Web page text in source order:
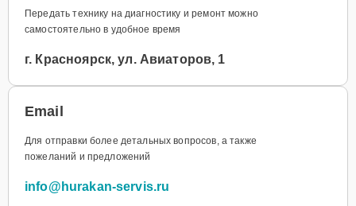
Передать технику на диагностику и ремонт можно
самостоятельно в удобное время
г. Красноярск, ул. Авиаторов, 1
Email
Для отправки более детальных вопросов, а также
пожеланий и предложений
info@hurakan-servis.ru